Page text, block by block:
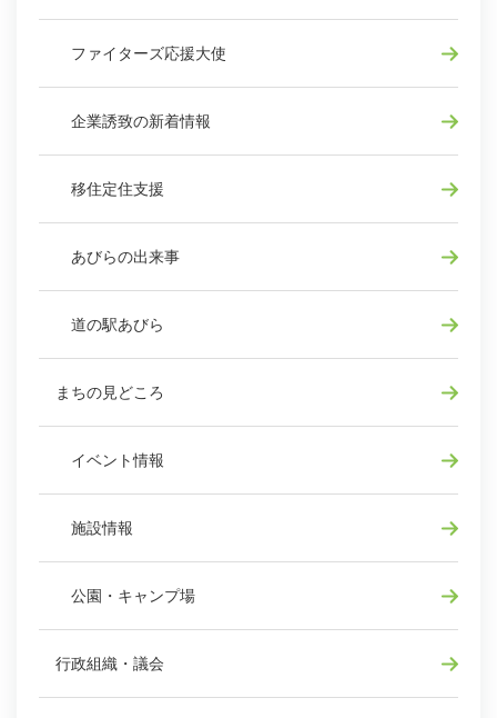
ファイターズ応援大使
企業誘致の新着情報
移住定住支援
あびらの出来事
道の駅あびら
まちの見どころ
イベント情報
施設情報
公園・キャンプ場
行政組織・議会